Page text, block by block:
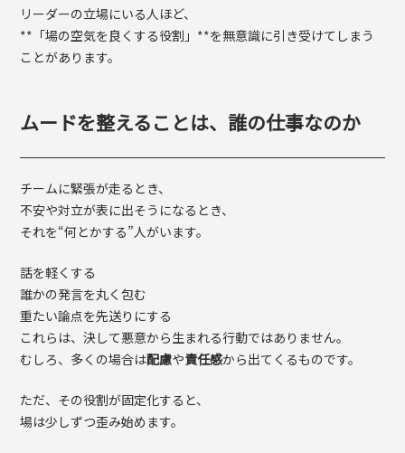
リーダーの立場にいる人ほど、
**「場の空気を良くする役割」**を無意識に引き受けてしまう
ことがあります。
ムードを整えることは、誰の仕事なのか
チームに緊張が走るとき、
不安や対立が表に出そうになるとき、
それを“何とかする”人がいます。
話を軽くする
誰かの発言を丸く包む
重たい論点を先送りにする
これらは、決して悪意から生まれる行動ではありません。
むしろ、多くの場合は配慮や責任感から出てくるものです。
ただ、その役割が固定化すると、
場は少しずつ歪み始めます。